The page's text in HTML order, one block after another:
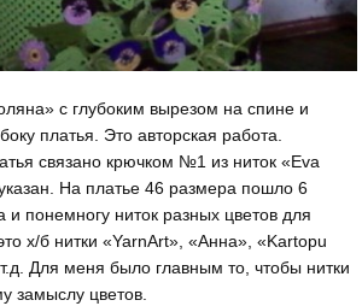
с глубоким вырезом на спине и
платья. Это авторская работа.
связано крючком №1 из ниток «Eva
На платье 46 размера пошло 6
и понемногу ниток разных цветов для
х/б нитки «YarnArt», «Анна», «Kartopu
Для меня было главным то, чтобы нитки
замыслу цветов.